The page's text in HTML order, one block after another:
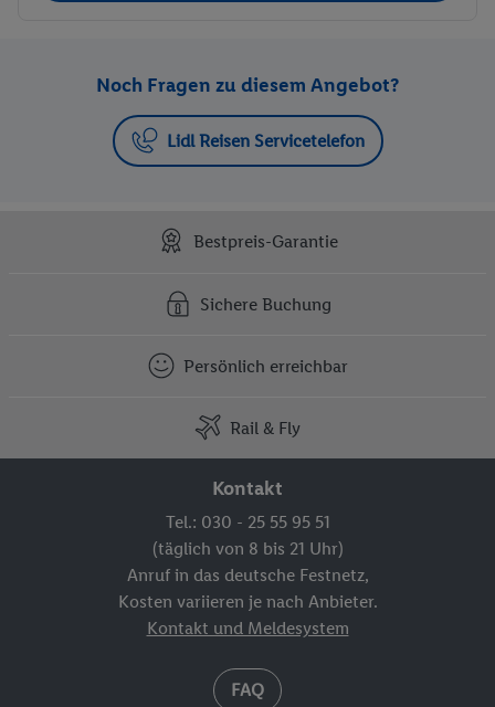
Noch Fragen zu diesem Angebot?
Lidl Reisen Servicetelefon
Bestpreis-Garantie
Sichere Buchung
Persönlich erreichbar
Rail & Fly
Kontakt
Tel.: 030 - 25 55 95 51
(täglich von 8 bis 21 Uhr)
Anruf in das deutsche Festnetz,
Kosten variieren je nach Anbieter.
Kontakt und Meldesystem
FAQ